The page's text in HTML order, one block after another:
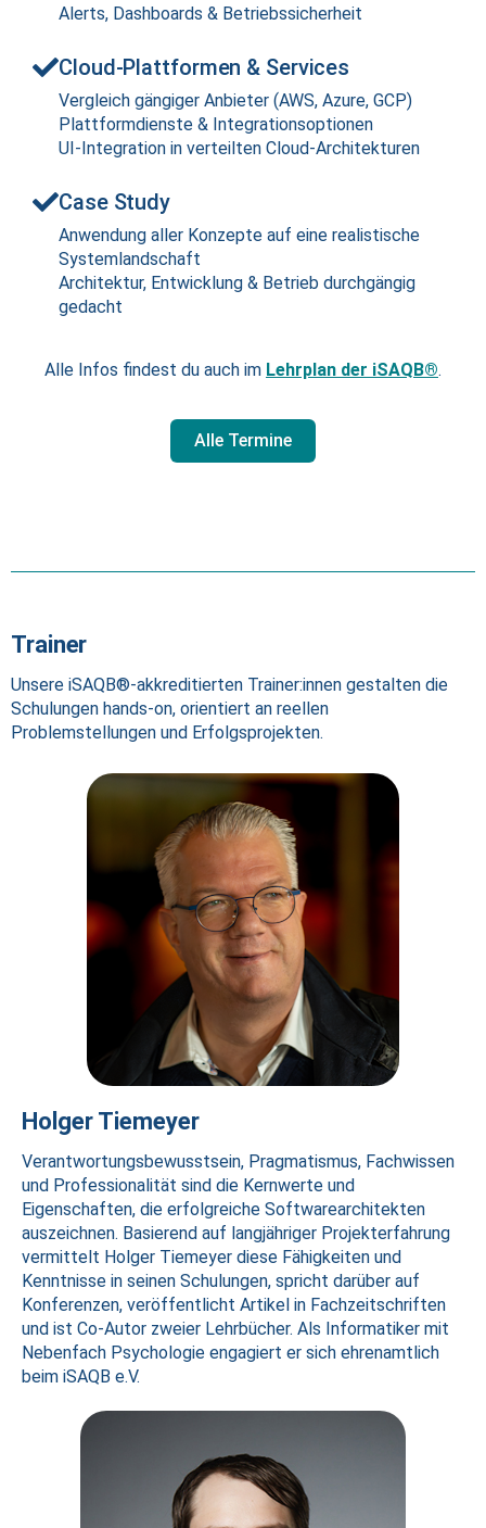
Alerts, Dashboards & Betriebssicherheit
Cloud-Plattformen & Services
Vergleich gängiger Anbieter (AWS, Azure, GCP)
Plattformdienste & Integrationsoptionen
UI-Integration in verteilten Cloud-Architekturen
Case Study
Anwendung aller Konzepte auf eine realistische
Systemlandschaft
Architektur, Entwicklung & Betrieb durchgängig
gedacht
Alle Infos findest du auch im Lehrplan der iSAQB®.
Alle Termine
Trainer
Unsere iSAQB®-akkreditierten Trainer:innen gestalten die
Schulungen hands-on, orientiert an reellen
Problemstellungen und Erfolgsprojekten.
Holger Tiemeyer
Verantwortungsbewusstsein, Pragmatismus, Fachwissen
und Professionalität sind die Kernwerte und
Eigenschaften, die erfolgreiche Softwarearchitekten
auszeichnen. Basierend auf langjähriger Projekterfahrung
vermittelt Holger Tiemeyer diese Fähigkeiten und
Kenntnisse in seinen Schulungen, spricht darüber auf
Konferenzen, veröffentlicht Artikel in Fachzeitschriften
und ist Co-Autor zweier Lehrbücher. Als Informatiker mit
Nebenfach Psychologie engagiert er sich ehrenamtlich
beim iSAQB e.V.